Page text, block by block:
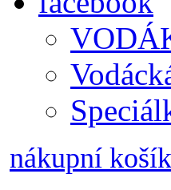
nákupní košík